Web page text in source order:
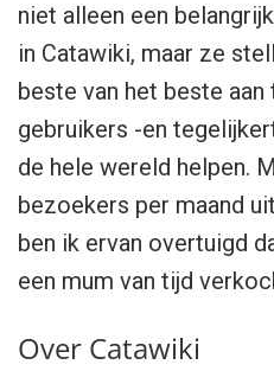
niet alleen een
in Catawiki, maar ze
beste van het beste aan
gebruikers -en
de hele wereld helpen.
bezoekers per maand
ben ik ervan overtuigd
een mum van tijd
Over Catawiki